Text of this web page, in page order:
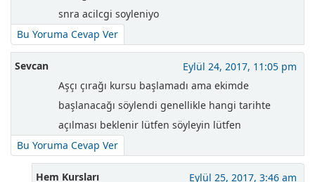
snra acilcgi soyleniyo
Bu Yoruma Cevap Ver
Sevcan
Eylül 24, 2017, 11:05 pm
Aşçı çırağı kursu başlamadı ama ekimde
başlanacağı söylendi genellikle hangi tarihte
açılması beklenir lütfen söyleyin lütfen
Bu Yoruma Cevap Ver
Hem Kursları
Eylül 25, 2017, 3:46 am